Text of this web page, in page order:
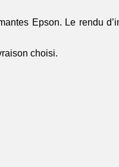
Epson. Le rendu
choisi.